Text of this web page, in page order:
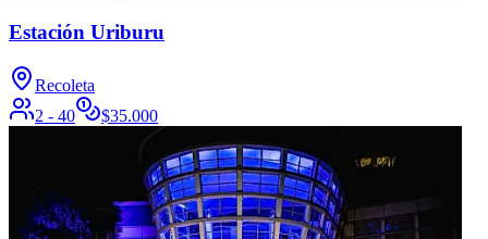
Estación Uriburu
Recoleta
2 - 40
$35.000